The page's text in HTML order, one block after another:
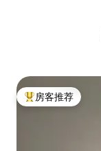
热门「房客推荐」
房客推荐